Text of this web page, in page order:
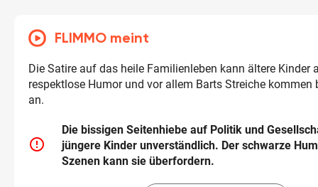
FLIMMO meint
Die Satire auf das heile Familienleben kann ältere Kinder
respektlose Humor und vor allem Barts Streiche kommen
an.
error_outline
Die bissigen Seitenhiebe auf Politik und
jüngere Kinder unverständlich. Der schwarze
Szenen kann sie überfordern.